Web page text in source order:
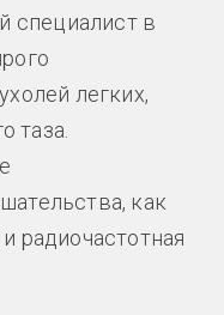
специалист в
легких,
таза.
как
радиочастотная